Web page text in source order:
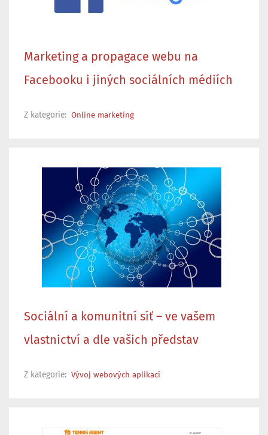
Marketing a propagace webu na
Facebooku i jiných sociálních médiích
Z kategorie: Online marketing
Sociální a komunitní síť – ve vašem
vlastnictví a dle vašich představ
Z kategorie: Vývoj webových aplikací